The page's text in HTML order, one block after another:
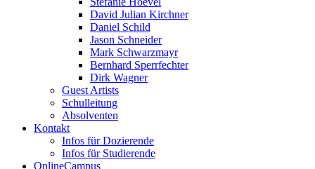
David Julian Kirchner
Daniel Schild
Jason Schneider
Mark Schwarzmayr
Bernhard Sperrfechter
Dirk Wagner
Guest Artists
Schulleitung
Absolventen
Kontakt
Infos für Dozierende
Infos für Studierende
OnlineCampus